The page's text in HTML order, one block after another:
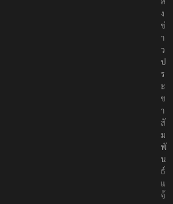
ง
ข่
า
ว
ป
ร
ะ
ช
า
สั
ม
พั
น
ธ์
แ
จ้